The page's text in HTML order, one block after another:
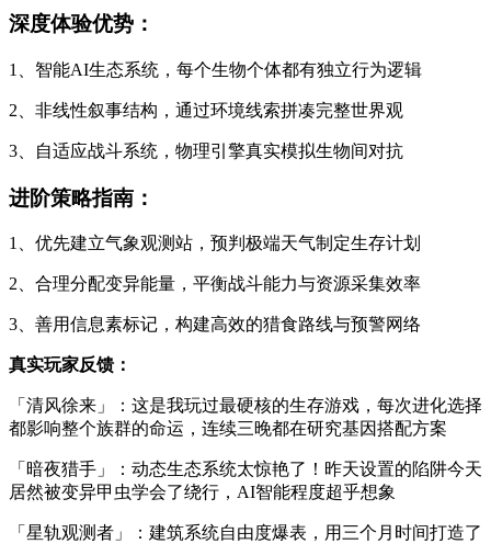
深度体验优势：
1、智能AI生态系统，每个生物个体都有独立行为逻辑
2、非线性叙事结构，通过环境线索拼凑完整世界观
3、自适应战斗系统，物理引擎真实模拟生物间对抗
进阶策略指南：
1、优先建立气象观测站，预判极端天气制定生存计划
2、合理分配变异能量，平衡战斗能力与资源采集效率
3、善用信息素标记，构建高效的猎食路线与预警网络
真实玩家反馈：
「清风徐来」：这是我玩过最硬核的生存游戏，每次进化选择
都影响整个族群的命运，连续三晚都在研究基因搭配方案
「暗夜猎手」：动态生态系统太惊艳了！昨天设置的陷阱今天
居然被变异甲虫学会了绕行，AI智能程度超乎想象
「星轨观测者」：建筑系统自由度爆表，用三个月时间打造了